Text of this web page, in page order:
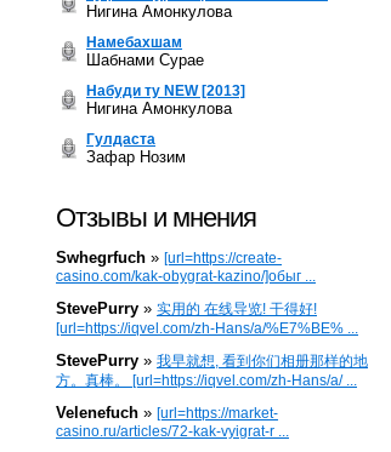
Нигина Амонкулова
Намебахшам
Шабнами Сурае
Набуди ту NEW [2013]
Нигина Амонкулова
Гулдаста
Зафар Нозим
Отзывы и мнения
Swhegrfuch » [url=https://create-
casino.com/kak-obygrat-kazino/]обыг ...
StevePurry » 实用的 在线导览! 干得好!
[url=https://iqvel.com/zh-Hans/a/%E7%BE% ...
StevePurry » 我早就想, 看到你们相册那样的地
方。真棒。 [url=https://iqvel.com/zh-Hans/a/ ...
Velenefuch » [url=https://market-
casino.ru/articles/72-kak-vyigrat-r ...